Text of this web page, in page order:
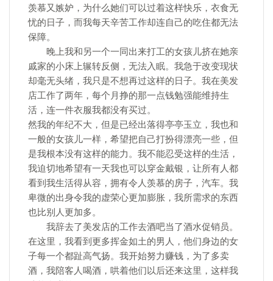
羡慕又嫉妒，为什么她们可以过着这样快乐，衣食无
忧的日子，而我每天辛苦工作却连自己的吃住都无法
保障。
晚上我和另一个一同出来打工的女孩儿挤在她亲
戚家的小床上辗转反侧，无法入眠。我急于改变现状
却毫无头绪，我只是不想再过这样的日子。我在美发
店工作了两年，每个月挣的那一点钱勉强能维持生
活，连一件衣服我都没有买过。
然我的年纪不大，但是已经出落得亭亭玉立，我也和
一般的女孩儿一样，希望把自己打扮得漂亮一些，但
是我根本没有这样的能力。我不能忍受这样的生活，
我迫切地希望有一天我也可以穿金戴银，让所有人都
看到我生活得从容，拥有令人羡慕的房子，汽车。我
卑微的出身令我的虚荣心更加膨胀，我所需求的东西
也比别人更加多。
我辞去了美发店的工作去酒吧当了酒水促销员。
在这里，我看到更多挥金如土的男人，他们身边的女
子每一个都趾高气扬。我开始努力赚钱，为了多卖
酒，我陪客人喝酒，哄着他们以后还来这里，这样我